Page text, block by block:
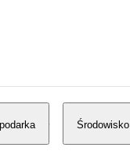
Środowisko